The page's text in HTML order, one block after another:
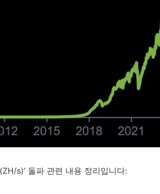
s)’ 돌파 관련 내용 정리입니다: